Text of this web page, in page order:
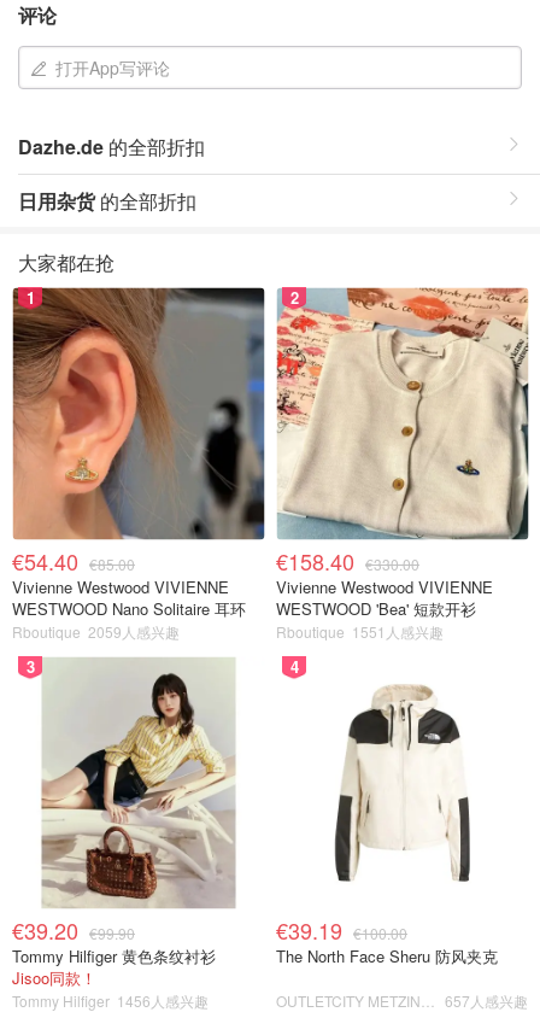
评论
打开App写评论
Dazhe.de 的全部折扣
日用杂货的全部折扣
大家都在抢
1
€54.40 €85.00
Vivienne Westwood VIVIENNE
WESTWOOD Nano Solitaire 耳环
Rboutique 2059人感兴趣
2
€158.40 €330.00
Vivienne Westwood VIVIENNE
WESTWOOD 'Bea' 短款开衫
Rboutique 1551人感兴趣
3
€39.20 €99.90
Tommy Hilfiger 黄色条纹衬衫
Jisoo同款！
Tommy Hilfiger 1456人感兴趣
4
€39.19 €100.00
The North Face Sheru 防风夹克
657人感兴趣